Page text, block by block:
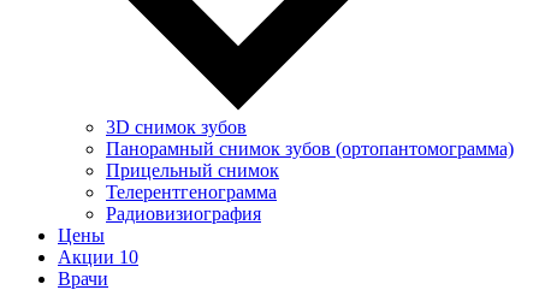
3D снимок зубов
Панорамный снимок зубов (ортопантомограмма)
Прицельный снимок
Телерентгенограмма
Радиовизиография
Цены
Акции 10
Врачи